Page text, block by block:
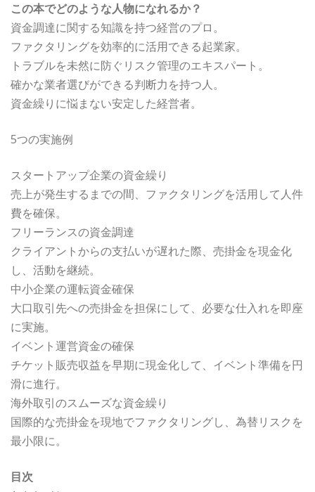
この本でどのような人物になれるか？
資金調達に関する知識を持つ経営のプロ。
ファクタリングを効率的に活用できる起業家。
トラブルを未然に防ぐリスク管理のエキスパート。
確かな業者選びができる判断力を持つ人。
資金繰りに悩まない安定した経営者。
5つの実施例
スタートアップ企業の資金繰り
売上が発生するまでの間、ファクタリングを活用して人件
費を確保。
フリーランスの資金調達
クライアントからの支払いが遅れた際、売掛金を現金化
し、活動を継続。
中小企業の運転資金確保
大口取引先への売掛金を担保にして、必要な仕入れを即座
に実施。
イベント運営資金の確保
チケット販売収益を早期に現金化して、イベント準備を円
滑に進行。
海外取引のスムーズな資金繰り
国際的な売掛金を現地でファクタリングし、為替リスクを
最小限に。
目次